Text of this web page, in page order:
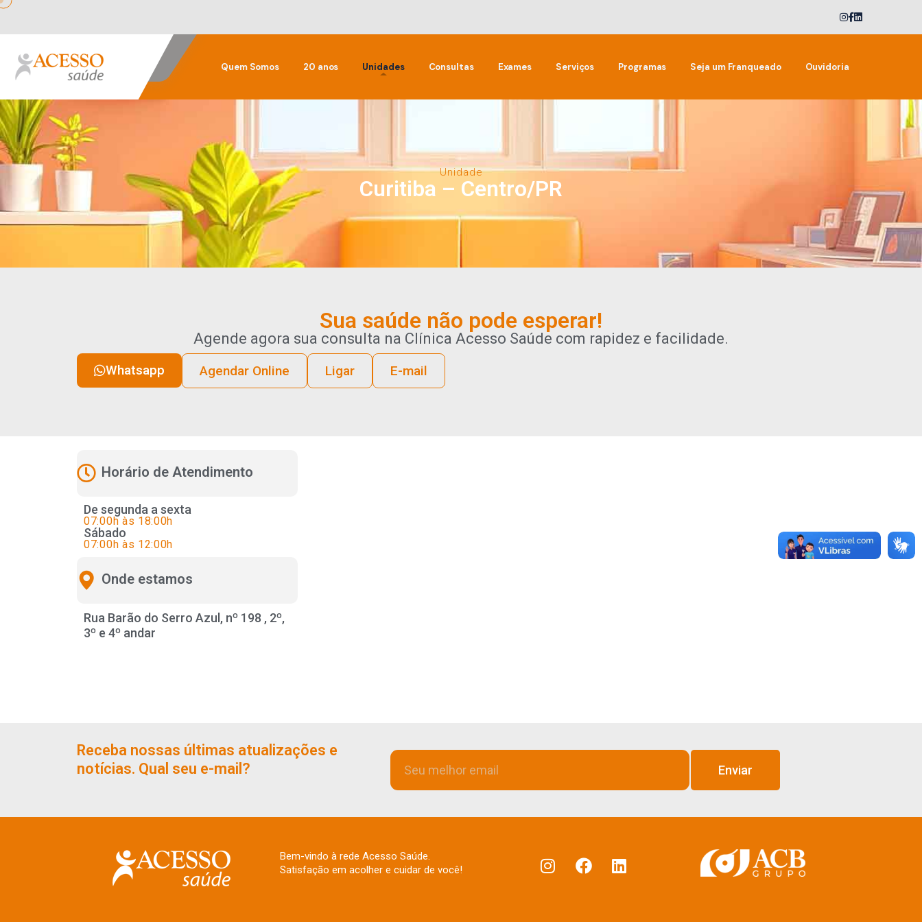
Quem Somos 20 anos Unidades Consultas Exames Serviços Programas Seja um Franqueado Ouvidoria
Unidade
Curitiba – Centro/PR
Sua saúde não pode esperar!
Agende agora sua consulta na Clínica Acesso Saúde com rapidez e facilidade.
Whatsapp Agendar Online Ligar E-mail
Horário de Atendimento
De segunda a sexta
07:00h às 18:00h
Sábado
07:00h às 12:00h
Onde estamos
Rua Barão do Serro Azul, nº 198 , 2º,
3º e 4º andar
Receba nossas últimas atualizações e
notícias. Qual seu e-mail?
Enviar
Bem-vindo à rede Acesso Saúde.
Satisfação em acolher e cuidar de você!